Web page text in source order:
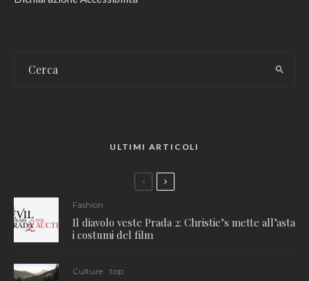
ULTIMI ARTICOLI
Fashion
Il diavolo veste Prada 2: Christie’s mette all’asta
i costumi del film
Culture top